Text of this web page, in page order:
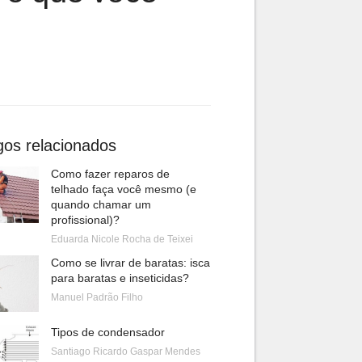
relacionados
Como fazer reparos de
telhado faça você mesmo (e
quando chamar um
profissional)?
Eduarda Nicole Rocha de Teixei
Como se livrar de baratas: isca
para baratas e inseticidas?
Manuel Padrão Filho
Tipos de condensador
Santiago Ricardo Gaspar Mendes